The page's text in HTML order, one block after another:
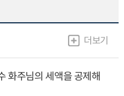
더보기
화주님의 세액을 공제해